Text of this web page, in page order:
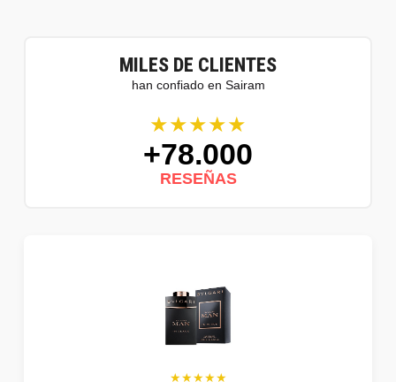
MILES DE CLIENTES
han confiado en Sairam
★★★★★
+78.000
RESEÑAS
★★★★★